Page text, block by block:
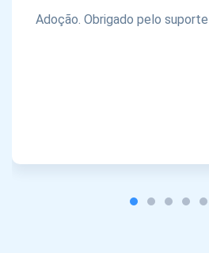
Adoção. Obrigado pelo